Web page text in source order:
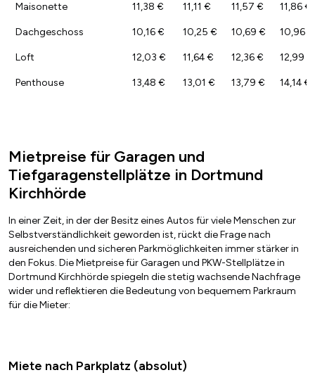
Maisonette 11,38 € 11,11 € 11,57 € 11,86 €
Dachgeschoss 10,16 € 10,25 € 10,69 € 10,96 €
Loft 12,03 € 11,64 € 12,36 € 12,99 €
Penthouse 13,48 € 13,01 € 13,79 € 14,14 €
Mietpreise für Garagen und
Tiefgaragenstellplätze in Dortmund
Kirchhörde
In einer Zeit, in der der Besitz eines Autos für viele Menschen zur
Selbstverständlichkeit geworden ist, rückt die Frage nach
ausreichenden und sicheren Parkmöglichkeiten immer stärker in
den Fokus. Die Mietpreise für Garagen und PKW-Stellplätze in
Dortmund Kirchhörde spiegeln die stetig wachsende Nachfrage
wider und reflektieren die Bedeutung von bequemem Parkraum
für die Mieter:
Miete nach Parkplatz (absolut)